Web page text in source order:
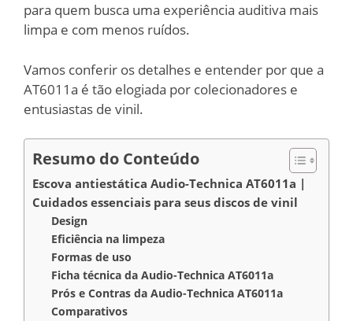
para quem busca uma experiência auditiva mais
limpa e com menos ruídos.
Vamos conferir os detalhes e entender por que a
AT6011a é tão elogiada por colecionadores e
entusiastas de vinil.
Resumo do Conteúdo
Escova antiestática Audio-Technica AT6011a |
Cuidados essenciais para seus discos de vinil
Design
Eficiência na limpeza
Formas de uso
Ficha técnica da Audio-Technica AT6011a
Prós e Contras da Audio-Technica AT6011a
Comparativos